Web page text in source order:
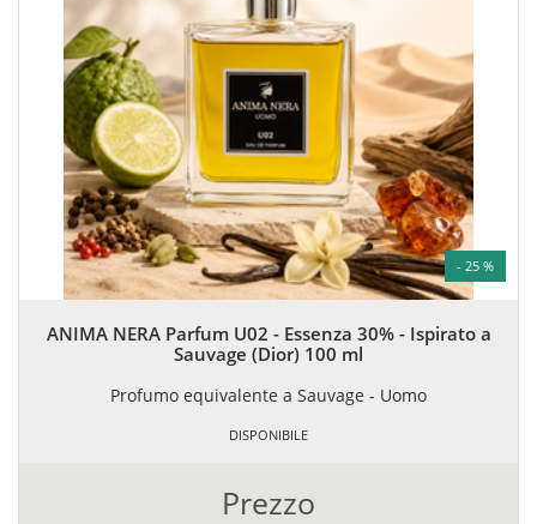
- 25 %
ANIMA NERA Parfum U02 - Essenza 30% - Ispirato a
Sauvage (Dior) 100 ml
Profumo equivalente a Sauvage - Uomo
DISPONIBILE
Prezzo